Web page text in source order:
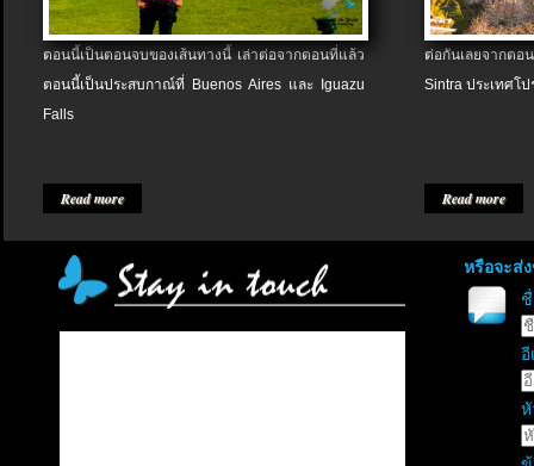
ตอนนี้เป็นตอนจบของเส้นทางนี้ เล่าต่อจากตอนที่แล้ว
ตอนนี้เป็นประสบกาณ์ที่ Buenos Aires และ Iguazu
Falls
Read more
ต่อกันเลยจากต
Sintra ประเทศโป
Read more
หรือจะส่
อี
หั